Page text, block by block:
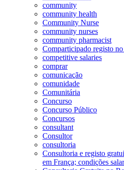
community
community health
Community Nurse
community nurses
community pharmacist
Comparticipado registo
competitive salaries
comprar
comunicação
comunidade
Comunitária
Concurso
Concurso Público
Concursos
consultant
Consultor
consultoria
Consultoria e registo
em França; condições